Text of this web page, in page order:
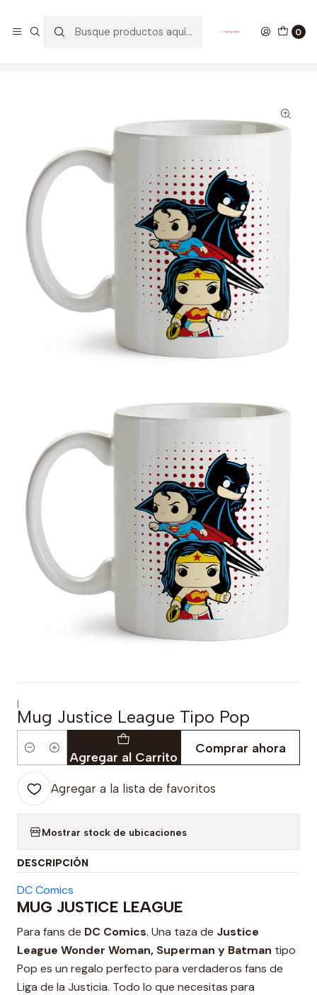
0
|
Mug Justice League Tipo Pop
Cantidad Agregar al Carrito
Comprar ahora
Agregar a la lista de favoritos
Mostrar stock de ubicaciones
DESCRIPCIÓN
DC Comics
MUG JUSTICE LEAGUE
Para fans de DC Comics. Una taza de Justice
League Wonder Woman, Superman y Batman tipo
Pop es un regalo perfecto para verdaderos fans de
Liga de la Justicia. Todo lo que necesitas para